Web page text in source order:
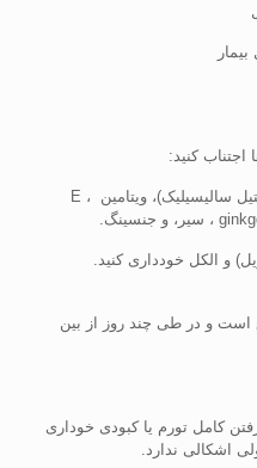
کنید:
آسپیرین(هر محصولی حاوی اسید استیل سالیسیلیک)، ویتامینE ،
و الکل خودداری کنید.
است و در طی چند روز از بین
کامل تورم یا کبودی خوداری
اشکالی ندارد.